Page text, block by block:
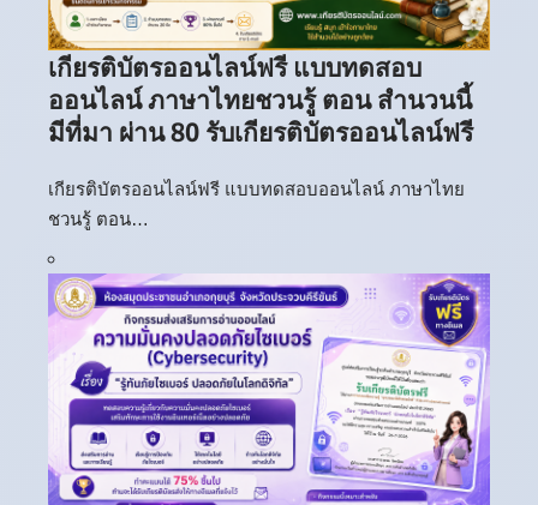
เกียรติบัตรออนไลน์ฟรี แบบทดสอบ
ออนไลน์ ภาษาไทยชวนรู้ ตอน สำนวนนี้
มีที่มา ผ่าน 80 รับเกียรติบัตรออนไลน์ฟรี
เกียรติบัตรออนไลน์ฟรี แบบทดสอบออนไลน์ ภาษาไทย
ชวนรู้ ตอน…